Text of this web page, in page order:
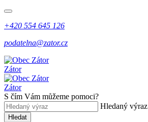
+420 554 645 126
podatelna@zator.cz
Zátor
Zátor
S čím Vám můžeme pomoci?
Hledaný výraz
Hledat